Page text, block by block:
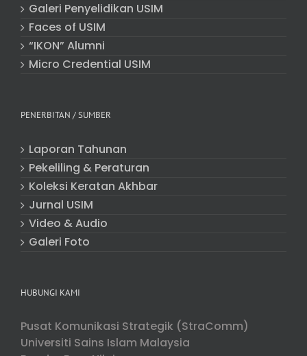
Galeri Penyelidikan USIM
Faces of USIM
“IKON” Alumni
Micro Credential USIM
PENERBITAN / SUMBER
Laporan Tahunan
Pekeliling & Peraturan
Koleksi Keratan Akhbar
Jurnal USIM
Video & Audio
Galeri Foto
HUBUNGI KAMI
Pusat Komunikasi Strategik (StraComm)
Universiti Sains Islam Malaysia